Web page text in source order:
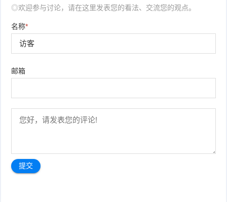
◎欢迎参与讨论，请在这里发表您的看法、交流您的观点。
名称*
邮箱